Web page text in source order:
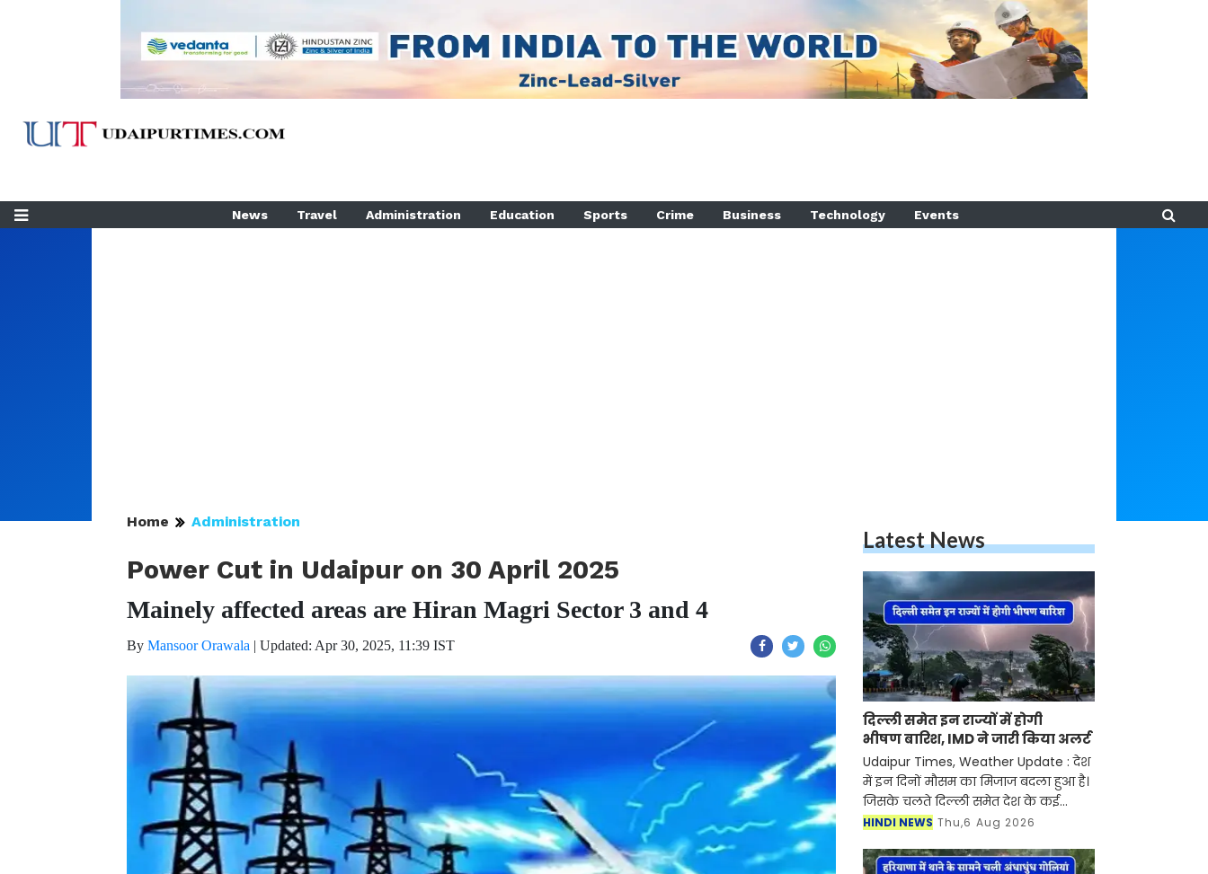
News Travel Administration Education Sports Crime Business Technology Events
Home Administration
Power Cut in Udaipur on 30 April 2025
Mainely affected areas are Hiran Magri Sector 3 and 4
By Mansoor Orawala | Updated: Apr 30, 2025, 11:39 IST
Latest News
दिल्ली समेत इन राज्यों में होगी
भीषण बारिश, IMD ने जारी किया अलर्ट
Udaipur Times, Weather Update : देश
में इन दिनों मौसम का मिजाज बदला हुआ है।
जिसके चलते दिल्ली समेत देश के कई
हिस्सों में मूसलाधार बारिश का दौर जारी है।
बारिश
HINDI NEWS Thu,6 Aug 2026